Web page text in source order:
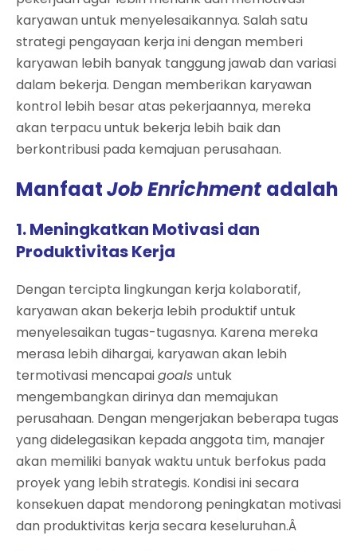
karyawan untuk menyelesaikannya. Salah satu
strategi pengayaan kerja ini dengan memberi
karyawan lebih banyak tanggung jawab dan variasi
dalam bekerja. Dengan memberikan karyawan
kontrol lebih besar atas pekerjaannya, mereka
akan terpacu untuk bekerja lebih baik dan
berkontribusi pada kemajuan perusahaan.
ManfaatJob Enrichment adalah
1. Meningkatkan Motivasi dan
Produktivitas Kerja
Dengan tercipta lingkungan kerja kolaboratif,
karyawan akan bekerja lebih produktif untuk
menyelesaikan tugas-tugasnya. Karena mereka
merasa lebih dihargai, karyawan akan lebih
termotivasi mencapaigoals untuk
mengembangkan dirinya dan memajukan
perusahaan. Dengan mengerjakan beberapa tugas
yang didelegasikan kepada anggota tim, manajer
akan memiliki banyak waktu untuk berfokus pada
proyek yang lebih strategis. Kondisi ini secara
konsekuen dapat mendorong peningkatan motivasi
dan produktivitas kerja secara keseluruhan.Â